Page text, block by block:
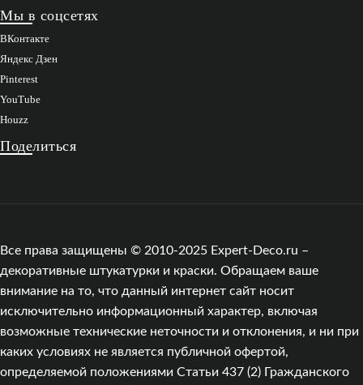
Мы в соцсетях
ВКонтакте
Яндекс Дзен
Pinterest
YouTube
Houzz
Поделиться
Все права защищены © 2010-2025 Expert-Deco.ru –
декоративные штукатурки и краски. Обращаем ваше
внимание на то, что данный интернет сайт носит
исключительно информационный характер, включая
возможные технические неточности и отклонения, и ни при
каких условиях не является публичной офертой,
определяемой положениями Статьи 437 (2) Гражданского